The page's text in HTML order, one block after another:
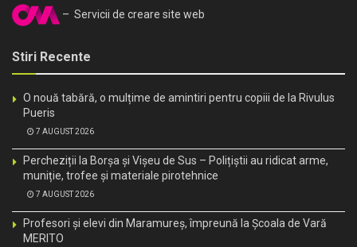
– Servicii de creare site web
Stiri Recente
O nouă tabără, o mulțime de amintiri pentru copiii de la Rivulus
Pueris
7 AUGUST 2026
Percheziții la Borșa și Vișeu de Sus – Polițiștii au ridicat arme,
muniție, trofee și materiale pirotehnice
7 AUGUST 2026
Profesori și elevi din Maramureș, împreună la Școala de Vară
MERITO